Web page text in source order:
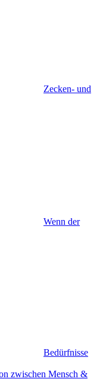
Zecken- und
Wenn der
Bedürfnisse
zwischen Mensch &